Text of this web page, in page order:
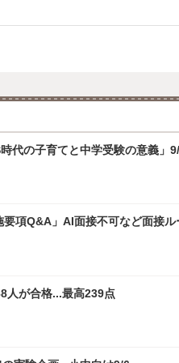
代の子育てと中学受験の意義」
要項Q&A」AI面接不可など面接
人が合格...最高239点